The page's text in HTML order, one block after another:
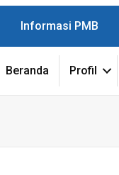
Informasi PMB
Beranda Profil